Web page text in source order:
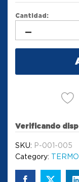
Cantidad:
Verificando
SKU: P-001-005
Category: